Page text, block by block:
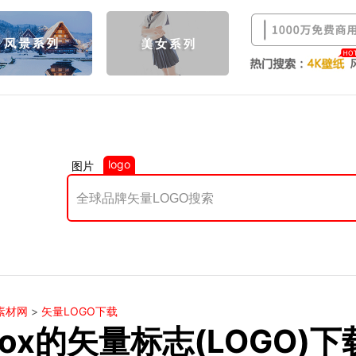
图片 logo
材网 > 矢量LOGO下载
的矢量标志(LOGO)下